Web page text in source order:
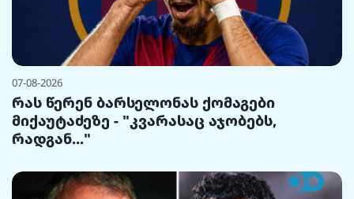
07-08-2026
რას წერენ ბარსელონას ქომაგები
მიქაუტაძეზე - "კვარასაც აჯობებს,
რადგან..."